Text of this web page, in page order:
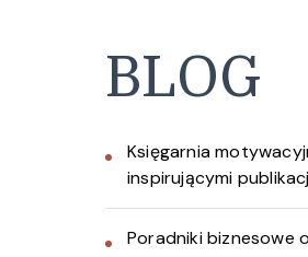
BLOG
Księgarnia
inspirującymi
Poradniki biznesowe